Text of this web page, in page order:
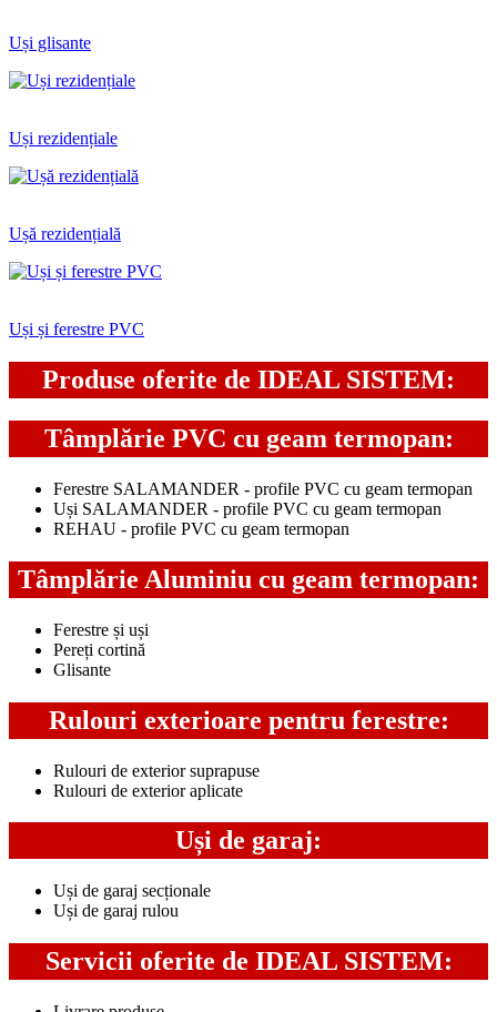
Uși glisante
Uși rezidențiale
Ușă rezidențială
Uși și ferestre PVC
Produse oferite de IDEAL SISTEM:
Tâmplărie PVC cu geam termopan:
Ferestre SALAMANDER - profile PVC cu geam termopan
Uși SALAMANDER - profile PVC cu geam termopan
REHAU - profile PVC cu geam termopan
Tâmplărie Aluminiu cu geam termopan:
Ferestre și uși
Pereți cortină
Glisante
Rulouri exterioare pentru ferestre:
Rulouri de exterior suprapuse
Rulouri de exterior aplicate
Uși de garaj:
Uși de garaj secționale
Uși de garaj rulou
Servicii oferite de IDEAL SISTEM: